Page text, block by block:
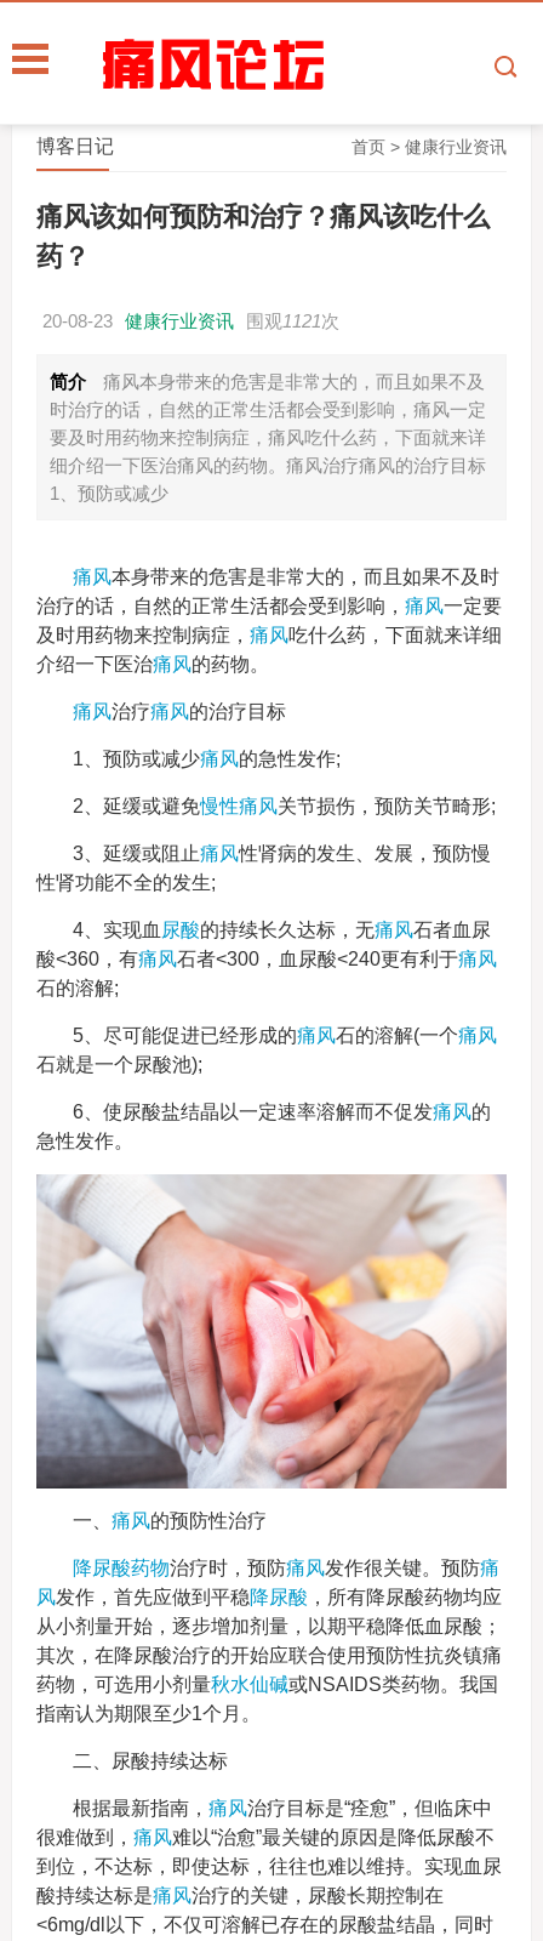
首页 >健康行业资讯
博客日记
痛风该如何预防和治疗？痛风该吃什么
药？
20-08-23 健康行业资讯 围观 1121次
简介
痛风本身带来的危害是非常大的，而且如果不及
时治疗的话，自然的正常生活都会受到影响，痛风一定
要及时用药物来控制病症，痛风吃什么药，下面就来详
细介绍一下医治痛风的药物。痛风治疗痛风的治疗目标
1、预防或减少
痛风本身带来的危害是非常大的，而且如果不及时
治疗的话，自然的正常生活都会受到影响， 痛风一定要
及时用药物来控制病症， 痛风吃什么药，下面就来详细
介绍一下医治痛风的药物。
痛风治疗痛风的治疗目标
1、预防或减少痛风的急性发作;
2、延缓或避免慢性痛风关节损伤，预防关节畸形;
3、延缓或阻止痛风性肾病的发生、发展，预防慢
性肾功能不全的发生;
4、实现血 尿酸的持续长久达标，无痛风石者血尿
酸<360，有痛风石者<300，血尿酸<240更有利于痛风
石的溶解;
5、尽可能促进已经形成的痛风石的溶解(一个痛风
石就是一个尿酸池);
6、使尿酸盐结晶以一定速率溶解而不促发痛风的
急性发作。
一、 痛风的预防性治疗
降尿酸药物治疗时，预防痛风发作很关键。预防痛
风发作，首先应做到平稳降尿酸 ，所有降尿酸药物均应
从小剂量开始，逐步增加剂量，以期平稳降低血尿酸；
其次，在降尿酸治疗的开始应联合使用预防性抗炎镇痛
药物，可选用小剂量秋水仙碱或NSAIDS类药物。我国
指南认为期限至少1个月。
二、尿酸持续达标
根据最新指南， 痛风治疗目标是“痊愈”，但临床中
很难做到， 痛风难以“治愈”最关键的原因是降低尿酸不
到位，不达标，即使达标，往往也难以维持。实现血尿
酸持续达标是痛风治疗的关键，尿酸长期控制在
<6mg/dl以下，不仅可溶解已存在的尿酸盐结晶，同时